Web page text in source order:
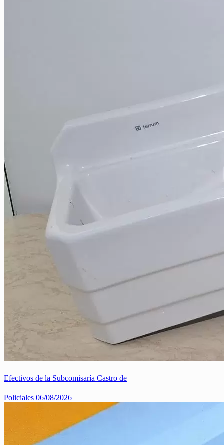
Efectivos de la Subcomisaría Castro de
Policiales 06/08/2026